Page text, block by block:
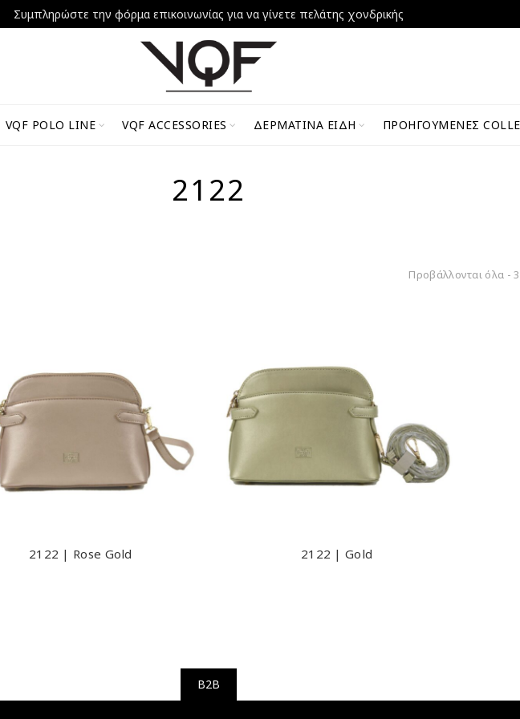
VQF POLO LINE VQF ACCESSORIES ΔΕΡΜΆΤΙΝΑ ΕΊΔΗ ΠΡΟΗΓΟΎΜΕΝΕΣ
2122
Προβάλλονται όλα -
2122 | Rose Gold 2122 | Gold
B2B
Συμπληρώστε την φόρμα επικοινωνίας για να γίνετε πελάτης χονδρικής